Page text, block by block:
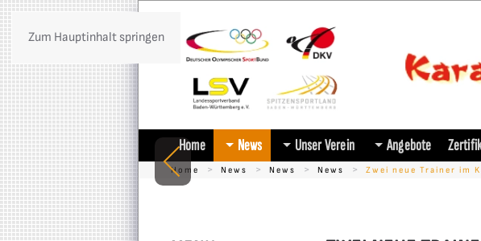
Zum Hauptinhalt springen
Home News Unser Verein Angebote
Home News News News Zwei neue Trainer im